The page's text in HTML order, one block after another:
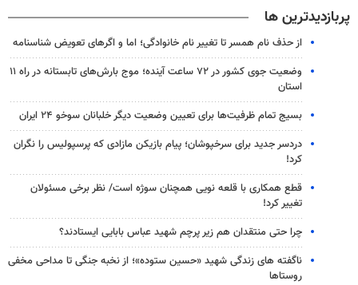
پربازدیدترین ها
از حذف نام همسر تا تغییر نام خانوادگی؛ اما و اگرهای تعویض شناسنامه
وضعیت جوی کشور در ۷۲ ساعت آینده؛ موج بارش‌های تابستانه در راه ۱۱
استان
بسیج تمام ظرفیت‌ها برای تعیین وضعیت دیگر خلبانان سوخو ۲۴ ایران
دردسر جدید برای سرخپوشان؛ پیام بازیکن مازادی که پرسپولیس را نگران
کرد!
قطع همکاری با قلعه نویی همچنان سوژه است/ نظر برخی مسئولان
تغییر کرد!
چرا حتی منتقدان هم زیر پرچم شهید عباس بابایی ایستادند؟
ناگفته های زندگی شهید «حسین ستوده»؛ از نخبه جنگی تا مداحی مخفی
روستاها